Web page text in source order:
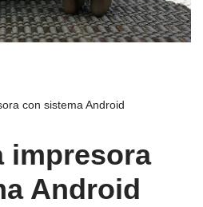
con sistema Android
impresora
Android